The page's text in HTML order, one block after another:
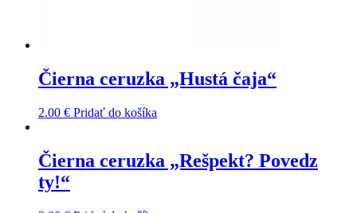
Čierna ceruzka „Hustá čaja“
2.00 € Pridať do košíka
Čierna ceruzka „Rešpekt? Povedz
ty!“